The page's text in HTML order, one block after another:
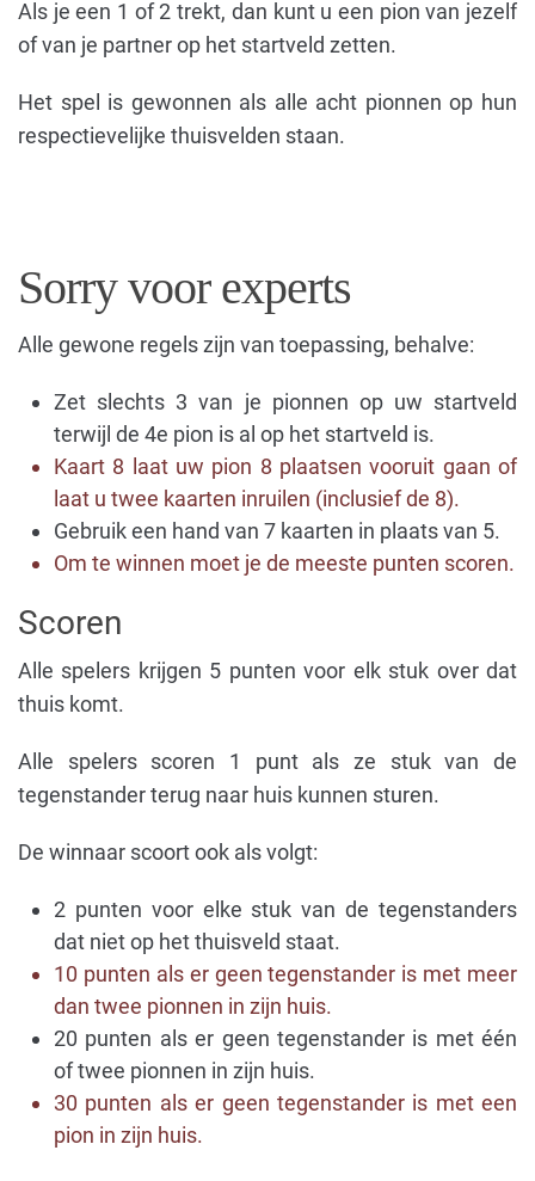
Als je een 1 of 2 trekt, dan kunt u een pion van jezelf
of van je partner op het startveld zetten.
Het spel is gewonnen als alle acht pionnen op hun
respectievelijke thuisvelden staan.
Sorry voor experts
Alle gewone regels zijn van toepassing, behalve:
Zet slechts 3 van je pionnen op uw startveld
terwijl de 4e pion is al op het startveld is.
Kaart 8 laat uw pion 8 plaatsen vooruit gaan of
laat u twee kaarten inruilen (inclusief de 8).
Gebruik een hand van 7 kaarten in plaats van 5.
Om te winnen moet je de meeste punten scoren.
Scoren
Alle spelers krijgen 5 punten voor elk stuk over dat
thuis komt.
Alle spelers scoren 1 punt als ze stuk van de
tegenstander terug naar huis kunnen sturen.
De winnaar scoort ook als volgt:
2 punten voor elke stuk van de tegenstanders
dat niet op het thuisveld staat.
10 punten als er geen tegenstander is met meer
dan twee pionnen in zijn huis.
20 punten als er geen tegenstander is met één
of twee pionnen in zijn huis.
30 punten als er geen tegenstander is met een
pion in zijn huis.